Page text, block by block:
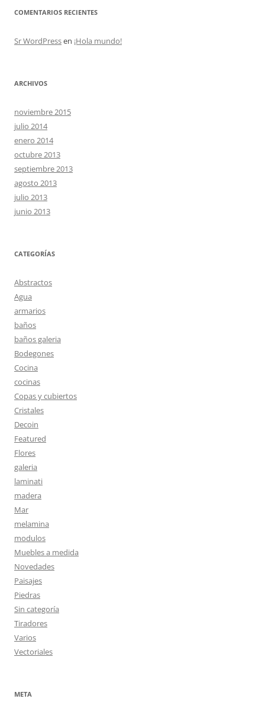
COMENTARIOS RECIENTES
Sr WordPressen ¡Hola mundo!
ARCHIVOS
noviembre 2015
julio 2014
enero 2014
octubre 2013
septiembre 2013
agosto 2013
julio 2013
junio 2013
CATEGORÍAS
Abstractos
Agua
armarios
baños
baños galeria
Bodegones
Cocina
cocinas
Copas y cubiertos
Cristales
Decoin
Featured
Flores
galeria
laminati
madera
Mar
melamina
modulos
Muebles a medida
Novedades
Paisajes
Piedras
Sin categoría
Tiradores
Varios
Vectoriales
META